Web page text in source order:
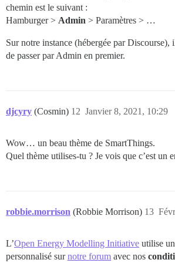
chemin est le suivant :
Hamburger > Admin > Paramètres > …
Sur notre instance (hébergée par Discourse),
de passer par Admin en premier.
djcyry (Cosmin) Janvier 8, 2021, 10:29
12
Wow… un beau thème de SmartThings.
Quel thème utilises-tu ? Je vois que c’est un
robbie.morrison (Robbie Morrison) 13
L’Open Energy Modelling Initiative utilise
personnalisé surnotre forum avec nos